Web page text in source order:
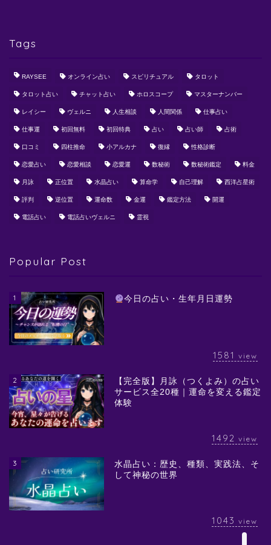
Tags
RAYSEE オンライン占い スピリチュアル タロット
タロット占い チャット占い ホロスコープ マスターナンバー
レイシー ヴェルニ 人生相談 人間関係 仕事占い
仕事運 初回無料 初回特典 占い 占い師 占術
口コミ 四柱推命 小アルカナ 復縁 性格診断
恋愛占い 恋愛相談 恋愛運 数秘術 数秘術鑑定 料金
月詠 正位置 水晶占い 算命学 自己理解 西洋占星術
評判 逆位置 運命数 金運 鑑定方法 開運
電話占い 電話占いヴェルニ 霊視
Popular Post
1 今日の占い・生年月日運勢
1581 view
2
【完全版】月詠（つくよみ）の占い
サービス全20種｜運命を変える鑑定
体験
1492 view
3
水晶占い：歴史、種類、実践法、そ
して神秘の世界
1043 view